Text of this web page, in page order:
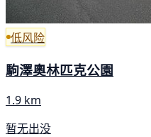
低风险
駒澤奧林匹克公園
1.9 km
暂无出没